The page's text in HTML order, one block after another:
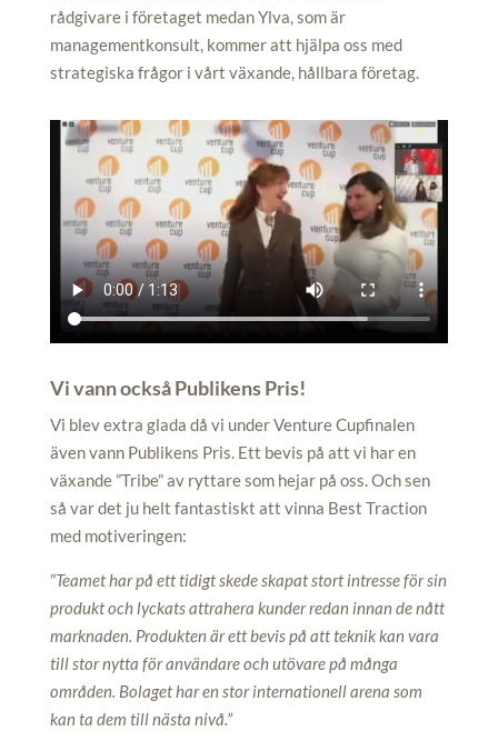
rådgivare i företaget medan Ylva, som är
managementkonsult, kommer att hjälpa oss med
strategiska frågor i vårt växande, hållbara företag.
Vi vann också Publikens Pris!
Vi blev extra glada då vi under Venture Cupfinalen
även vann Publikens Pris. Ett bevis på att vi har en
växande ”Tribe” av ryttare som hejar på oss. Och sen
så var det ju helt fantastiskt att vinna Best Traction
med motiveringen:
”Teamet har på ett tidigt skede skapat stort intresse för sin
produkt och lyckats attrahera kunder redan innan de nått
marknaden. Produkten är ett bevis på att teknik kan vara
till stor nytta för användare och utövare på många
områden. Bolaget har en stor internationell arena som
kan ta dem till nästa nivå.”